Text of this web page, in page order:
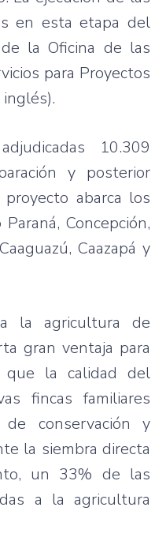
en esta etapa del
la Oficina de las
para Proyectos
10.309
y posterior
proyecto abarca los
Concepción,
Caazapá y
la agricultura de
gran ventaja para
que la calidad del
fincas familiares
conservación y
la siembra directa
un 33% de las
a la agricultura